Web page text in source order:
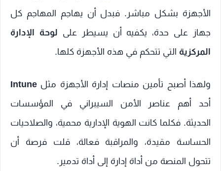
الأجهزة بشكل مباشر. فبدل أن يهاجم المهاجم كل
جهاز على حدة، يكفيه أن يسيطر على لوحة الإدارة
المركزية التي تتحكم في هذه الأجهزة كلها.
ولهذا أصبح تأمين منصات إدارة الأجهزة مثل Intune
أحد أهم عناصر الأمن السيبراني في المؤسسات
الحديثة. فكلما كانت الهوية الإدارية محمية، والصلاحيات
الحساسة مقيدة، والمراقبة فعالة، قلت فرصة أن
تتحول المنصة من أداة إدارة إلى أداة تدمير.